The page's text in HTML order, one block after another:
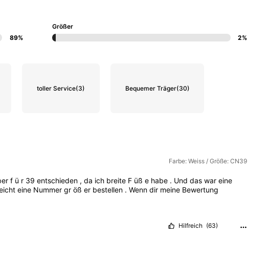
89%
Größer
2%
toller Service(3) Bequemer Träger(30)
Farbe: Weiss / Größe: CN39
f ü r 39entschieden ,da ich breite F üße habe . Unddaswareine
eine Nummer gr öß er bestellen . Wenn dir meine Bewertung
Hilfreich (63)